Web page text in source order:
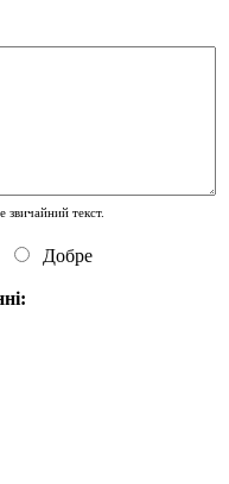
звичайний текст.
Добре